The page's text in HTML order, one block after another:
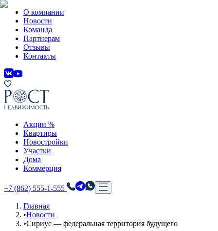
О компании
Новости
Команда
Партнерам
Отзывы
Контакты
Акции %
Квартиры
Новостройки
Участки
Дома
Коммерция
+7 (862) 555-1-555
Главная
•Новости
•Сириус ― федеральная территория будущего